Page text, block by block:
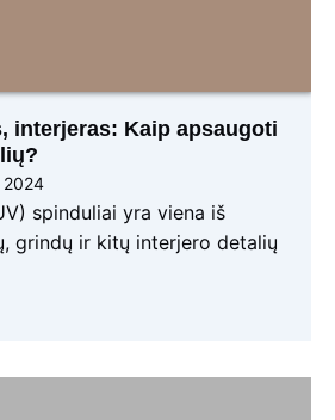
interjeras: Kaip apsaugoti
2024
spinduliai yra viena iš
grindų ir kitų interjero detalių